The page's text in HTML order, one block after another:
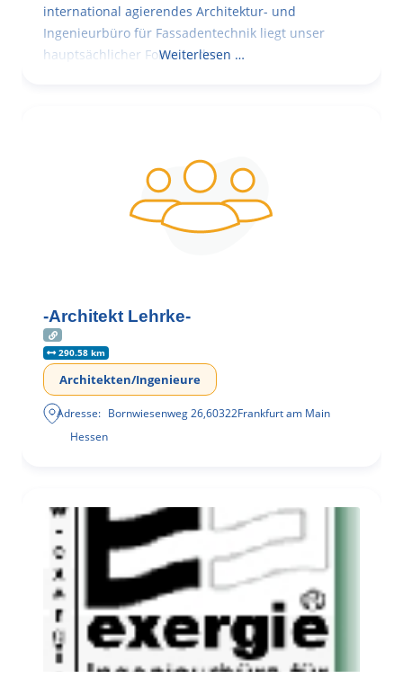
international agierendes Architektur- und
Ingenieurbüro für Fassadentechnik liegt unser
hauptsächlicher Fokus in der
Weiterlesen …
-Architekt Lehrke-
290.58 km
Architekten/Ingenieure
Adresse: Bornwiesenweg 26,60322Frankfurt am Main
Hessen